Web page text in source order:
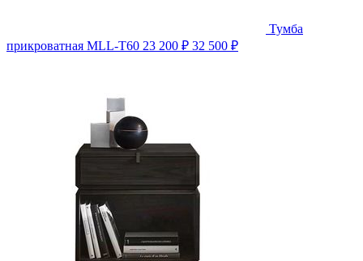
Тумба
прикроватная MLL-T60 23 200 ₽ 32 500 ₽